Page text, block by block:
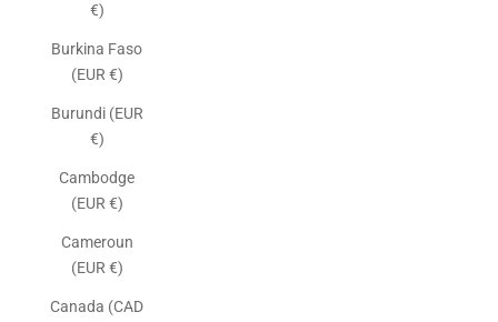
€)
Burkina Faso
(EUR €)
Burundi (EUR
€)
Cambodge
(EUR €)
Cameroun
(EUR €)
Canada (CAD